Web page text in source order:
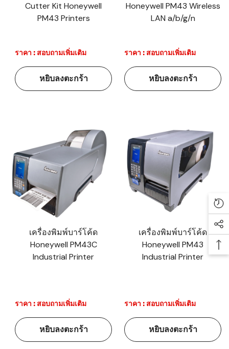
Cutter Kit Honeywell
PM43 Printers
ราคา : สอบถามเพิ่มเติม
หยิบลงตะกร้า
Honeywell PM43 Wireless
LAN a/b/g/n
ราคา : สอบถามเพิ่มเติม
หยิบลงตะกร้า
เครื่องพิมพ์บาร์โค้ด
Honeywell PM43C
Industrial Printer
ราคา : สอบถามเพิ่มเติม
หยิบลงตะกร้า
เครื่องพิมพ์บาร์โค้ด
Honeywell PM43
Industrial Printer
ราคา : สอบถามเพิ่มเติม
หยิบลงตะกร้า